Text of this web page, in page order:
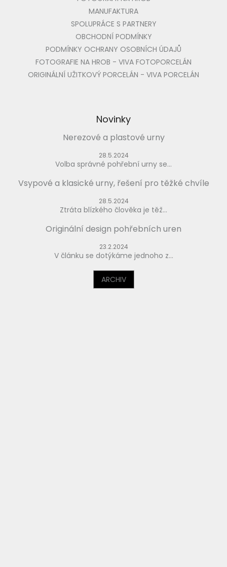
MANUFAKTURA
SPOLUPRÁCE S PARTNERY
OBCHODNÍ PODMÍNKY
PODMÍNKY OCHRANY OSOBNÍCH ÚDAJŮ
FOTOGRAFIE NA HROB - VIVA FOTOPORCELÁN
ORIGINÁLNÍ UŽITKOVÝ PORCELÁN - VIVA PORCELÁN
Novinky
Nerezové a plastové urny
28.5.2024
Volba správné pohřební urny se...
Vsypové a klasické urny, řešení pro těžké chvíle
28.5.2024
Ztráta blízkého člověka je těž...
Originální design pohřebních uren
23.2.2024
V článku se dotýkáme jednoho z...
ARCHIV